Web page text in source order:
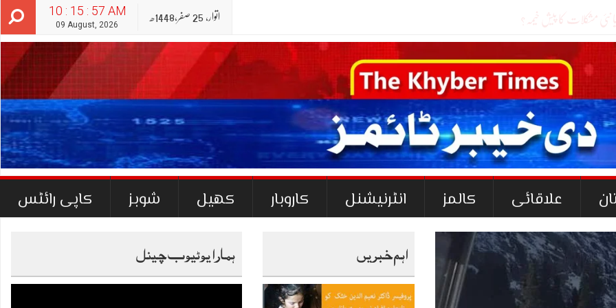
10 : 15 : 58 AM
09 August, 2026
اتوار‬‮, 25 صفر‬,1448ھ
علاقائی کالمز انٹرنیشنل کاروبار کھیل شوبز کاپی رائٹس
اہم خبریں ہمارا یوٹیوب چینل